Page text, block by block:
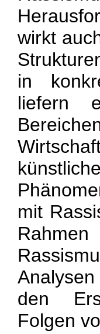
wirkt
in
liefern
mit
den
Folgen